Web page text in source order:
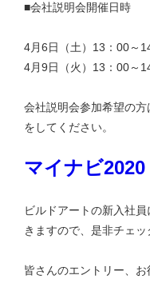
■会社説明会開催日時
4月6日（土）13：00～
4月9日（火）13：00～
会社説明会参加希望の
をしてください。
マイナビ2020
ビルドアートの新入社
きますので、是非チェッ
皆さんのエントリー、お